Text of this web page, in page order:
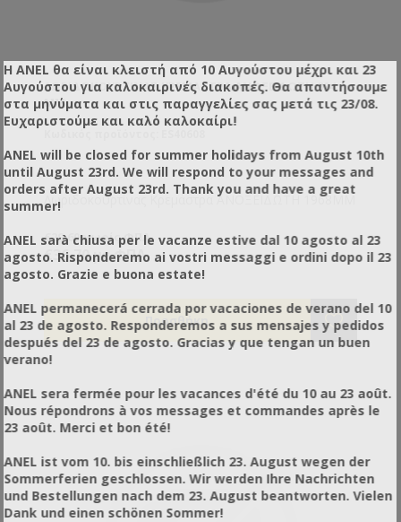
ΛΩΡΙΔΟΚΟΥΡΤΊΝΑΣ ΚΡΕΜΆΣΤΡΑ ΑΝΟΞΕΙΔΩΤΗ 984
ΜΜ
Λωριδοκουρτίνας Κρεμάστρα ΑΝΟΞΕΙΔΩΤΗ 1968ΜΜ
€29,60 χωρίς ΦΠΑ
€36,70 με ΦΠΑ
Η ANEL θα είναι κλειστή από 10 Αυγούστου μέχρι και 23
Αυγούστου για καλοκαιρινές διακοπές. Θα απαντήσουμε
στα μηνύματα και στις παραγγελίες σας μετά τις 23/08.
Ευχαριστούμε και καλό καλοκαίρι!
ANEL will be closed for summer holidays from August 10th
until August 23rd. We will respond to your messages and
orders after August 23rd. Thank you and have a great
summer!
ANEL sarà chiusa per le vacanze estive dal 10 agosto al 23
agosto. Risponderemo ai vostri messaggi e ordini dopo il 23
agosto. Grazie e buona estate!
ANEL permanecerá cerrada por vacaciones de verano del 10
al 23 de agosto. Responderemos a sus mensajes y pedidos
después del 23 de agosto. Gracias y que tengan un buen
verano!
ANEL sera fermée pour les vacances d'été du 10 au 23 août.
Nous répondrons à vos messages et commandes après le
23 août. Merci et bon été!
ANEL ist vom 10. bis einschließlich 23. August wegen der
Sommerferien geschlossen. Wir werden Ihre Nachrichten
und Bestellungen nach dem 23. August beantworten. Vielen
Dank und einen schönen Sommer!